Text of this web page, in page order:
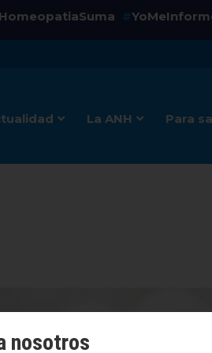
HomeopatiaSuma
La ANH Para
nosotros